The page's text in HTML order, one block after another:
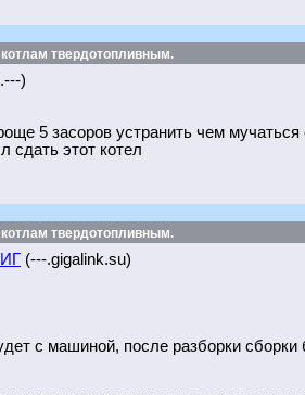
твердотопливным.
)
5 засоров устранить чем
сдать этот котел
твердотопливным.
(---.gigalink.su)
с машиной, после разборки